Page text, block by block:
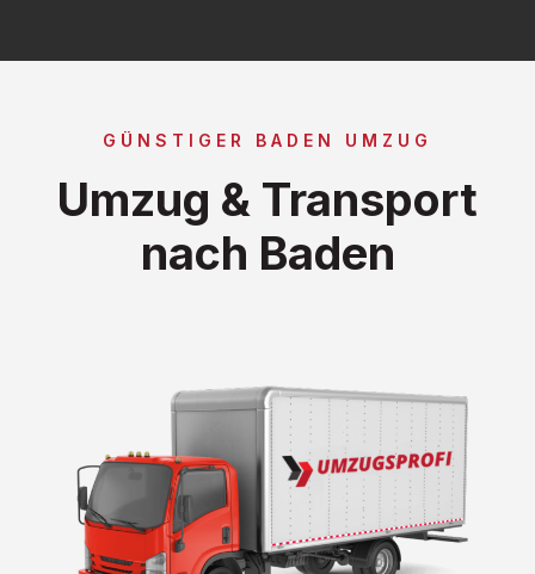
GÜNSTIGER BADEN UMZUG
Umzug & Transport
nach Baden